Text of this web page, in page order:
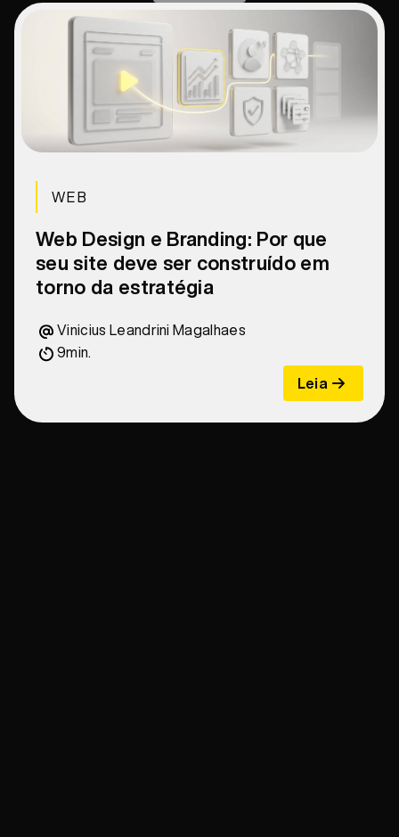
WEB
Web Design e Branding: Por que
seu site deve ser construído em
torno da estratégia
Vinicius Leandrini Magalhaes
9min.
Leia